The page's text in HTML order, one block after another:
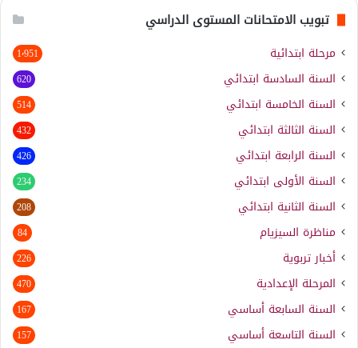
تبويب الامتحانات المستوى الدراسي
مرحلة ابتدائية 1٬951
السنة السادسة ابتدائي 620
السنة الخامسة ابتدائي 514
السنة الثالثة ابتدائي 432
السنة الرابعة ابتدائي 426
السنة الأولى ابتدائي 234
السنة الثانية ابتدائي 208
مناظرة السيزيام 84
أخبار تربوية 226
المرحلة الإعدادية 470
السنة السابعة أساسي 167
السنة التاسعة أساسي 157